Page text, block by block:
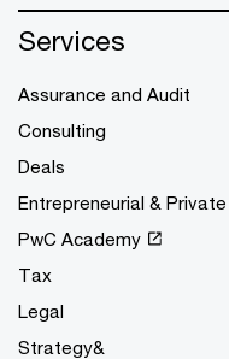
Services
Assurance and Audit
Consulting
Deals
Entrepreneurial &
PwC Academy
Tax
Legal
Strategy&